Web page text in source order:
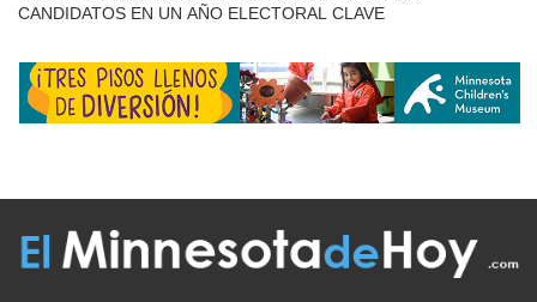
EL IMPACTO DE OPERATION METRO SURGE A
LA EXITOSA SERIE MEXICANA ‘NADIE NOS VA A EXTRAÑAR’
VUELVE A RETRATAR LA HERIDA JUVENIL